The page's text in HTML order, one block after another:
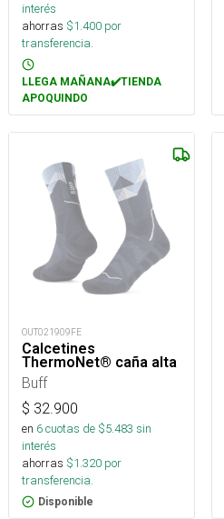
interés
ahorras $1.400 por
transferencia.
LLEGA MAÑANA✔️TIENDA
APOQUINDO
OUT021909FE
Calcetines
ThermoNet® caña alta
Buff
$ 32.900
en 6cuotas de $5.483 sin
interés
ahorras $1.320 por
transferencia.
Disponible